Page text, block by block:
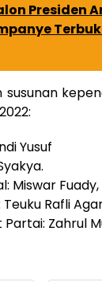
Presiden
Yusuf
Miswar Fuady,
Rafli
Zahrul